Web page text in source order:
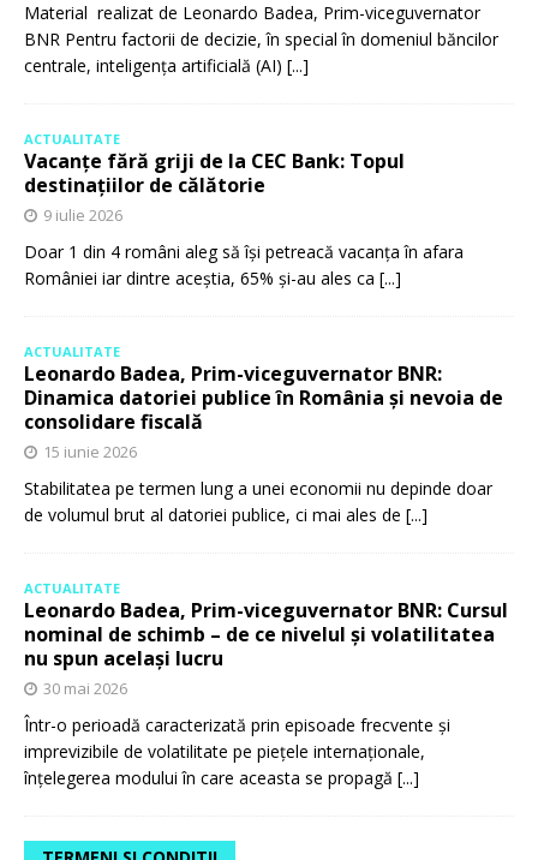
Material realizat de Leonardo Badea, Prim-viceguvernator
BNR Pentru factorii de decizie, în special în domeniul băncilor
centrale, inteligența artificială (AI) [...]
ACTUALITATE
Vacanțe fără griji de la CEC Bank: Topul
destinațiilor de călătorie
9 iulie 2026
Doar 1 din 4 români aleg să își petreacă vacanța în afara
României iar dintre aceștia, 65% și-au ales ca [...]
ACTUALITATE
Leonardo Badea, Prim-viceguvernator BNR:
Dinamica datoriei publice în România și nevoia de
consolidare fiscală
15 iunie 2026
Stabilitatea pe termen lung a unei economii nu depinde doar
de volumul brut al datoriei publice, ci mai ales de [...]
ACTUALITATE
Leonardo Badea, Prim-viceguvernator BNR: Cursul
nominal de schimb – de ce nivelul și volatilitatea
nu spun același lucru
30 mai 2026
Într-o perioadă caracterizată prin episoade frecvente și
imprevizibile de volatilitate pe piețele internaționale,
înțelegerea modului în care aceasta se propagă [...]